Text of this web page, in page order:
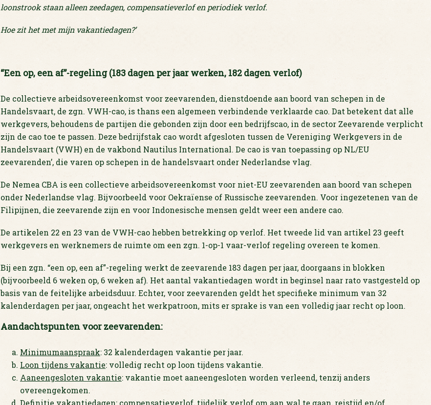
loonstrook staan alleen zeedagen, compensatieverlof en periodiek verlof.
Hoe zit het met mijn vakantiedagen?’
“Een op, een af”-regeling (183 dagen per jaar werken, 182 dagen verlof)
De collectieve arbeidsovereenkomst voor zeevarenden, dienstdoende aan boord van schepen in de
Handelsvaart, de zgn. VWH-cao, is thans een algemeen verbindende verklaarde cao. Dat betekent dat alle
werkgevers, behoudens de partijen die gebonden zijn door een bedrijfscao, in de sector Zeevarende verplicht
zijn de cao toe te passen. Deze bedrijfstak cao wordt afgesloten tussen de Vereniging Werkgevers in de
Handelsvaart (VWH) en de vakbond Nautilus International. De cao is van toepassing op NL/EU
zeevarenden’, die varen op schepen in de handelsvaart onder Nederlandse vlag.
De Nemea CBA is een collectieve arbeidsovereenkomst voor niet-EU zeevarenden aan boord van schepen
onder Nederlandse vlag. Bijvoorbeeld voor Oekraïense of Russische zeevarenden. Voor ingezetenen van de
Filipijnen, die zeevarende zijn en voor Indonesische mensen geldt weer een andere cao.
De artikelen 22 en 23 van de VWH-cao hebben betrekking op verlof. Het tweede lid van artikel 23 geeft
werkgevers en werknemers de ruimte om een zgn. 1-op-1 vaar-verlof regeling overeen te komen.
Bij een zgn. “een op, een af”-regeling werkt de zeevarende 183 dagen per jaar, doorgaans in blokken
(bijvoorbeeld 6 weken op, 6 weken af). Het aantal vakantiedagen wordt in beginsel naar rato vastgesteld op
basis van de feitelijke arbeidsduur. Echter, voor zeevarenden geldt het specifieke minimum van 32
kalenderdagen per jaar, ongeacht het werkpatroon, mits er sprake is van een volledig jaar recht op loon.
Aandachtspunten voor zeevarenden:
Minimumaanspraak: 32 kalenderdagen vakantie per jaar.
Loon tijdens vakantie: volledig recht op loon tijdens vakantie.
Aaneengesloten vakantie: vakantie moet aaneengesloten worden verleend, tenzij anders
overeengekomen.
Definitie vakantiedagen: compensatieverlof, tijdelijk verlof om aan wal te gaan, reistijd en/of